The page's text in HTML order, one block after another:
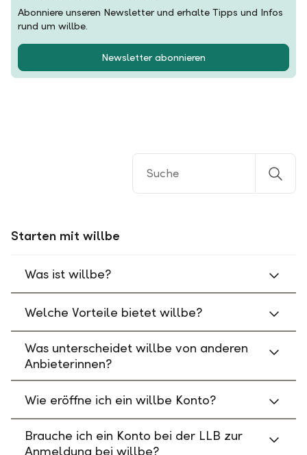
Abonniere unseren Newsletter und erhalte Tipps und Infos
rund um willbe.
Newsletter abonnieren
Starten mit willbe
Was ist willbe?
Welche Vorteile bietet willbe?
Was unterscheidet willbe von anderen
Anbieterinnen?
Wie eröffne ich ein willbe Konto?
Brauche ich ein Konto bei der LLB zur
Anmeldung bei willbe?